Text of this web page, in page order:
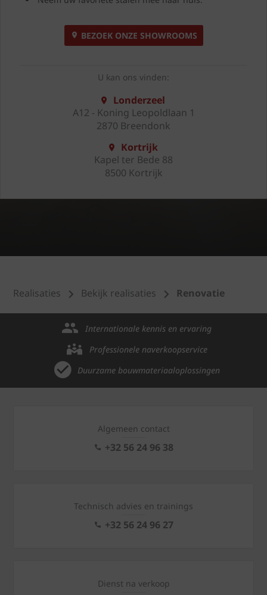
BEZOEK ONZE SHOWROOMS
U kan ons vinden:
Londerzeel
A12 - Koning Leopoldlaan 1
2870 Breendonk
Kortrijk
Kapel ter Bede 88
8500 Kortrijk
Realisaties Bekijk realisaties Renovatie
Internationale kennis en ervaring
Professionele naverkoopservice
Duurzame bouwmateriaaloplossingen
Algemeen contact
+32 56 24 96 38
Technisch advies en trainings
+32 56 24 96 27
Dienst na verkoop